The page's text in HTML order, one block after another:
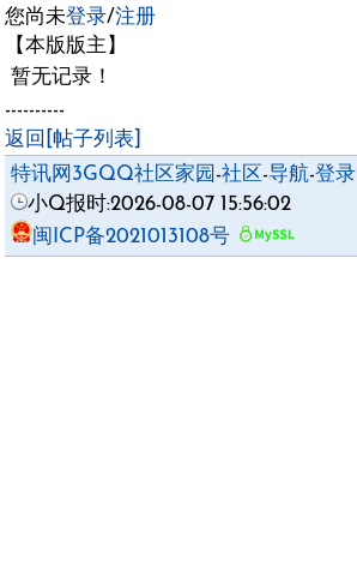
您尚未登录/注册
【本版版主】
暂无记录！
----------
返回[帖子列表]
特讯网3GQQ社区家园 -社区 -导航-登录
小Q报时:2026-08-07 15:56:02
闽ICP备2021013108号